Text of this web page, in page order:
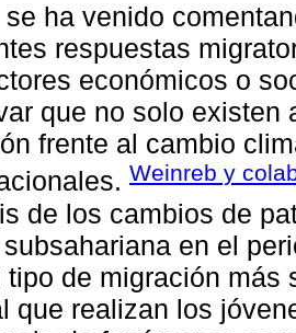
se ha venido
respuestas
económicos o
que no solo existen
frente al cambio
Weinreb y
de los cambios de
en el
tipo de migración
que realizan los